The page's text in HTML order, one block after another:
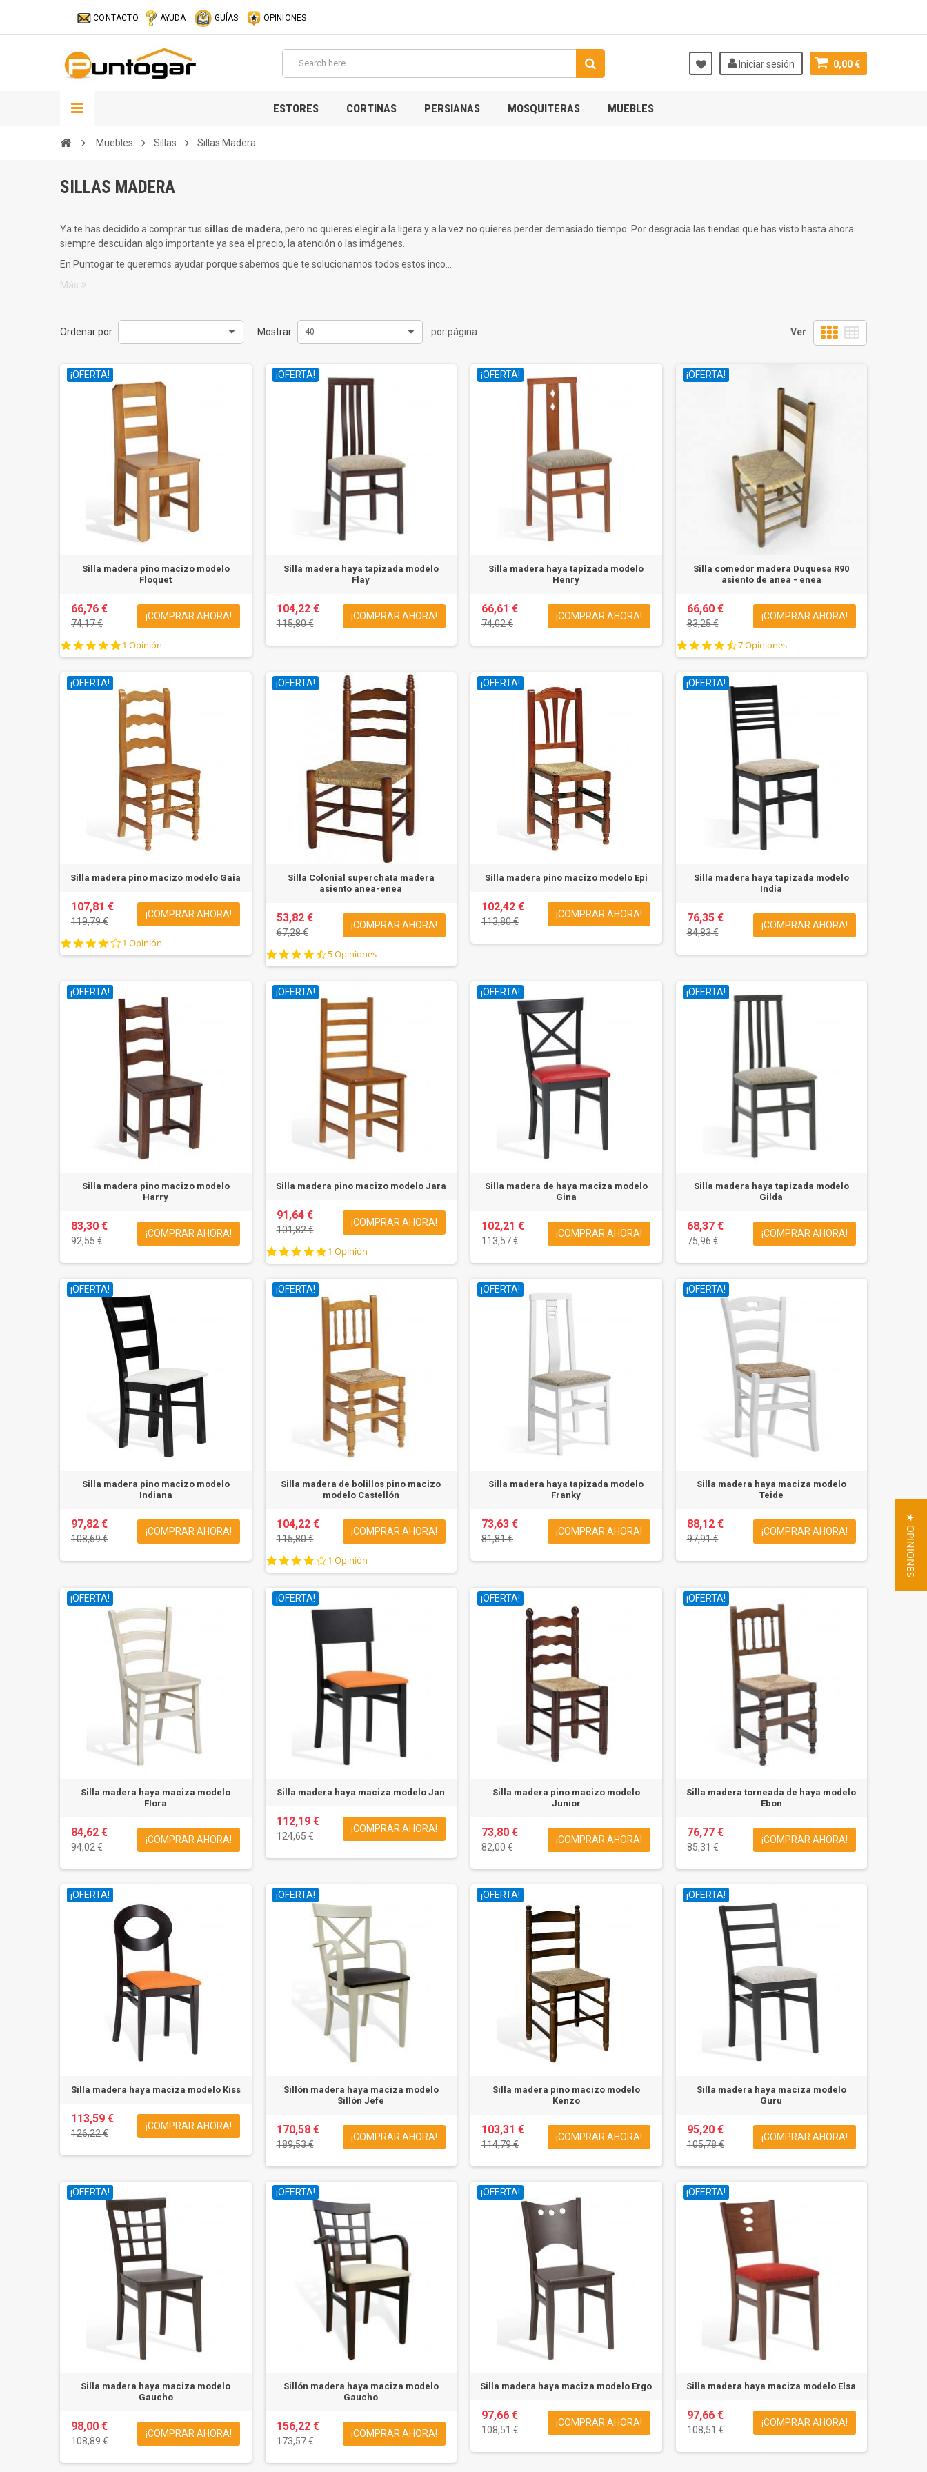
CONTACTO AYUDA GUÍAS OPINIONES
0,00 €
Iniciar sesión
ESTORES CORTINAS PERSIANAS MOSQUITERAS MUEBLES
Muebles Sillas Sillas Madera
SILLAS MADERA
Ya te has decidido a comprar tus sillas de madera, pero no quieres elegir a la ligera y a la vez no quieres perder demasiado tiempo. Por desgracia las tiendas que has visto hasta ahora
siempre descuidan algo importante ya sea el precio, la atención o las imágenes.
En Puntogar te queremos ayudar porque sabemos que te solucionamos todos estos inco...
Más
Ver
Ordenar por -- Mostrar 40 por página
¡OFERTA!
Silla madera pino macizo modelo
Floquet
66,76 €
74,17 €
¡COMPRAR AHORA!
5.0
star
1 Opinión
¡OFERTA!
Silla madera haya tapizada modelo
Flay
104,22 €
115,80 €
¡COMPRAR AHORA!
¡OFERTA!
Silla madera haya tapizada modelo
Henry
66,61 €
74,02 €
¡COMPRAR AHORA!
¡OFERTA!
Silla comedor madera Duquesa R90
asiento de anea - enea
66,60 €
83,25 €
¡COMPRAR AHORA!
4.4
star
7 Opiniones
¡OFERTA!
Silla madera pino macizo modelo Gaia
107,81 €
119,79 €
¡COMPRAR AHORA!
4.0
star
1 Opinión
¡OFERTA!
Silla Colonial superchata madera
asiento anea-enea
53,82 €
67,28 €
¡COMPRAR AHORA!
4.6
star
5 Opiniones
¡OFERTA!
Silla madera pino macizo modelo Epi
102,42 €
113,80 €
¡COMPRAR AHORA!
¡OFERTA!
Silla madera haya tapizada modelo
India
76,35 €
84,83 €
¡COMPRAR AHORA!
¡OFERTA!
Silla madera pino macizo modelo
Harry
83,30 €
92,55 €
¡COMPRAR AHORA!
¡OFERTA!
Silla madera pino macizo modelo Jara
91,64 €
101,82 €
¡COMPRAR AHORA!
5.0
star
1 Opinión
¡OFERTA!
Silla madera de haya maciza modelo
Gina
102,21 €
113,57 €
¡COMPRAR AHORA!
¡OFERTA!
Silla madera haya tapizada modelo
Gilda
68,37 €
75,96 €
¡COMPRAR AHORA!
¡OFERTA!
Silla madera pino macizo modelo
Indiana
97,82 €
108,69 €
¡COMPRAR AHORA!
¡OFERTA!
Silla madera de bolillos pino macizo
modelo Castellón
104,22 €
115,80 €
¡COMPRAR AHORA!
4.0
star
1 Opinión
¡OFERTA!
Silla madera haya tapizada modelo
Franky
73,63 €
81,81 €
¡COMPRAR AHORA!
¡OFERTA!
Silla madera haya maciza modelo
Teide
88,12 €
97,91 €
¡COMPRAR AHORA!
¡OFERTA!
Silla madera haya maciza modelo
Flora
84,62 €
94,02 €
¡COMPRAR AHORA!
¡OFERTA!
Silla madera haya maciza modelo Jan
112,19 €
124,65 €
¡COMPRAR AHORA!
¡OFERTA!
Silla madera pino macizo modelo
Junior
73,80 €
82,00 €
¡COMPRAR AHORA!
¡OFERTA!
Silla madera torneada de haya modelo
Ebon
76,77 €
85,31 €
¡COMPRAR AHORA!
¡OFERTA!
Silla madera haya maciza modelo Kiss
113,59 €
126,22 €
¡COMPRAR AHORA!
¡OFERTA!
Sillón madera haya maciza modelo
Sillón Jefe
170,58 €
189,53 €
¡COMPRAR AHORA!
¡OFERTA!
Silla madera pino macizo modelo
Kenzo
103,31 €
114,79 €
¡COMPRAR AHORA!
¡OFERTA!
Silla madera haya maciza modelo
Guru
95,20 €
105,78 €
¡COMPRAR AHORA!
¡OFERTA!
Silla madera haya maciza modelo
Gaucho
98,00 €
108,89 €
¡COMPRAR AHORA!
¡OFERTA!
Sillón madera haya maciza modelo
Gaucho
156,22 €
173,57 €
¡COMPRAR AHORA!
¡OFERTA!
Silla madera haya maciza modelo Ergo
97,66 €
108,51 €
¡COMPRAR AHORA!
¡OFERTA!
Silla madera haya maciza modelo Elsa
97,66 €
108,51 €
¡COMPRAR AHORA!
★ OPINIONES